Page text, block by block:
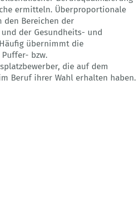
ermitteln. Überproportionale
den Bereichen der
der Gesundheits- und
übernimmt die
bzw.
die auf dem
Beruf ihrer Wahl erhalten haben.